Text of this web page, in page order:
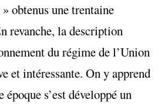
obtenus une trentaine
revanche, la description
du régime de l’Union
et intéressante. On y apprend
époque s’est développé un